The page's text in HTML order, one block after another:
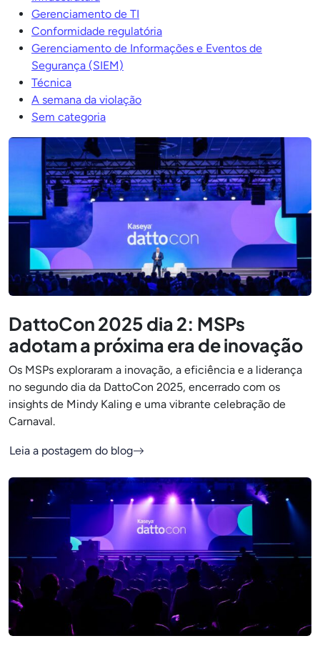
Gerenciamento de TI
Conformidade regulatória
Gerenciamento de Informações e Eventos de
Segurança (SIEM)
Técnica
A semana da violação
Sem categoria
DattoCon 2025 dia 2: MSPs
adotam a próxima era de inovação
Os MSPs exploraram a inovação, a eficiência e a liderança
no segundo dia da DattoCon 2025, encerrado com os
insights de Mindy Kaling e uma vibrante celebração de
Carnaval.
Leia a postagem do blog